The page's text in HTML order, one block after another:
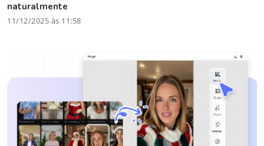
naturalmente
11/12/2025 às 11:58